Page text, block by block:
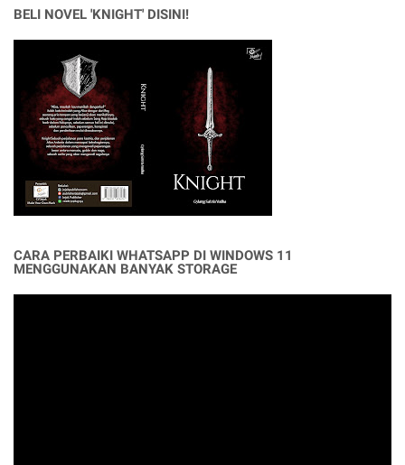
BELI NOVEL 'KNIGHT' DISINI!
CARA PERBAIKI WHATSAPP DI WINDOWS 11
MENGGUNAKAN BANYAK STORAGE